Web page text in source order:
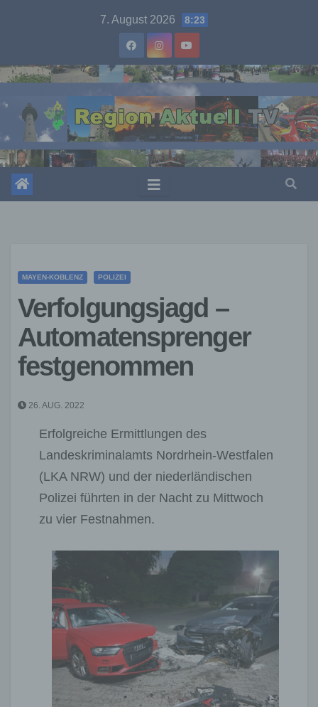
7. August 2026 8:23
MAYEN-KOBLENZ POLIZEI
Verfolgungsjagd –
Automatensprenger
festgenommen
26. AUG. 2022
Erfolgreiche Ermittlungen des
Landeskriminalamts Nordrhein-Westfalen
(LKA NRW) und der niederländischen
Polizei führten in der Nacht zu Mittwoch
zu vier Festnahmen.